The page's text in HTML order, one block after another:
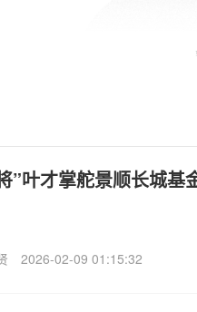
”叶才掌舵景顺长城基
2026-02-09 01:15:32